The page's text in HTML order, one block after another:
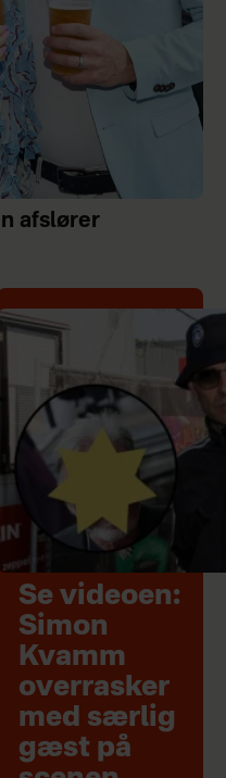
afslører
Se videoen:
Simon
Kvamm
overrasker
med særlig
gæst på